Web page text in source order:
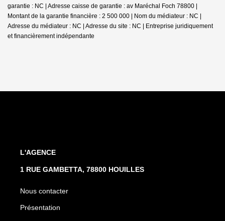
garantie : NC | Adresse caisse de garantie : av Maréchal Foch 78800 |
Montant de la garantie financière : 2 500 000 | Nom du médiateur : NC |
Adresse du médiateur : NC | Adresse du site : NC | Entreprise juridiquement
et financièrement indépendante
L'AGENCE
1 RUE GAMBETTA, 78800 HOUILLES
Nous contacter
Présentation